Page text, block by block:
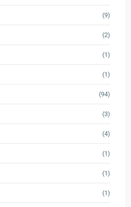
(9)
(2)
(1)
(1)
(94)
(3)
(4)
(1)
(1)
(1)